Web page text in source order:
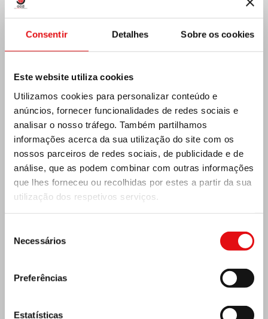
Consentir Detalhes Sobre os cookies
Este website utiliza cookies
Utilizamos cookies para personalizar conteúdo e
anúncios, fornecer funcionalidades de redes sociais e
analisar o nosso tráfego. Também partilhamos
informações acerca da sua utilização do site com os
nossos parceiros de redes sociais, de publicidade e de
análise, que as podem combinar com outras informações
que lhes forneceu ou recolhidas por estes a partir da sua
utilização dos respetivos serviços.
Necessários
Preferências
Estatísticas
Índia: Bênção e inauguração do museu Lumen
Carmeli